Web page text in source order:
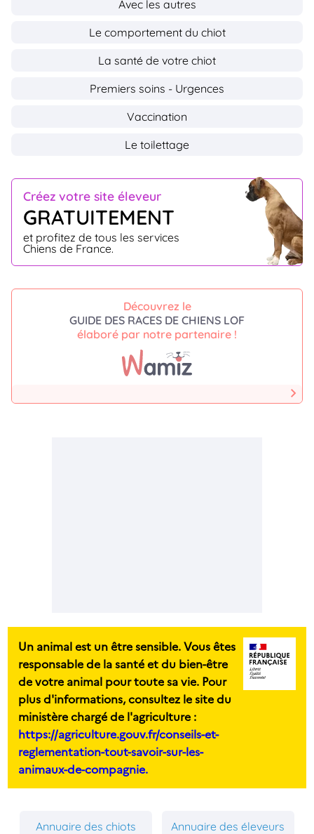
Créez votre site éleveur
GRATUITEMENT
et profitez de tous les services
Chiens de France.
Découvrez le
GUIDE DES RACES DE CHIENS LOF
élaboré par notre partenaire !
Avec les autres
Le comportement du chiot
La santé de votre chiot
Premiers soins - Urgences
Vaccination
Le toilettage
Un animal est un être sensible. Vous êtes
responsable de la santé et du bien-être
de votre animal pour toute sa vie. Pour
plus d'informations, consultez le site du
ministère chargé de l'agriculture :
https://agriculture.gouv.fr/conseils-et-
reglementation-tout-savoir-sur-les-
animaux-de-compagnie.
Annuaire des chiots Annuaire des éleveurs